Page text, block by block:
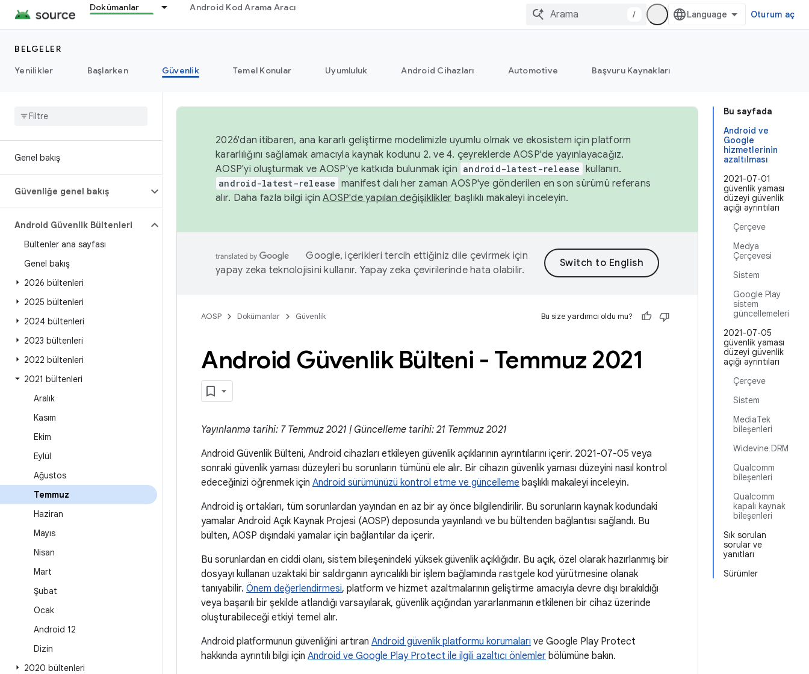
Dokümanlar Android Kod Arama Aracı
/ Oturum aç
BELGELER
Yenilikler
Başlarken Güvenlik Temel Konular Uyumluluk Android Cihazları Automotive Başvuru Kaynakları
Genel bakış
Güvenliğe genel bakış
Android Güvenlik Bültenleri
Bültenler ana sayfası
Genel bakış
2026 bültenleri
2025 bültenleri
2024 bültenleri
2023 bültenleri
2022 bültenleri
2021 bültenleri
Aralık
Kasım
Ekim
Eylül
Ağustos
Temmuz
Haziran
Mayıs
Nisan
Mart
Şubat
Ocak
Android 12
Dizin
2020 bültenleri
Bu sayfada
Android ve
Google
hizmetlerinin
azaltılması
2021-07-01
güvenlik yaması
düzeyi güvenlik
açığı ayrıntıları
Çerçeve
Medya
Çerçevesi
Sistem
Google Play
sistem
güncellemeleri
2021-07-05
güvenlik yaması
düzeyi güvenlik
açığı ayrıntıları
Çerçeve
Sistem
MediaTek
bileşenleri
Widevine DRM
Qualcomm
bileşenleri
Qualcomm
kapalı kaynak
bileşenleri
Sık sorulan
sorular ve
yanıtları
Sürümler
2026'dan itibaren, ana kararlı geliştirme modelimizle uyumlu olmak ve ekosistem için platform
kararlılığını sağlamak amacıyla kaynak kodunu 2. ve 4. çeyreklerde AOSP'de yayınlayacağız.
AOSP'yi oluşturmak ve AOSP'ye katkıda bulunmak için android-latest-release kullanın.
android-latest-release manifest dalı her zaman AOSP'ye gönderilen en son sürümü referans
alır. Daha fazla bilgi için AOSP'de yapılan değişiklikler başlıklı makaleyi inceleyin.
Google, içerikleri tercih ettiğiniz dile çevirmek için
yapay zeka teknolojisini kullanır. Yapay zeka çevirilerinde hata olabilir.
AOSP Dokümanlar Güvenlik Bu size yardımcı oldu mu?
Android Güvenlik Bülteni - Temmuz 2021
Yayınlanma tarihi: 7 Temmuz 2021 | Güncelleme tarihi: 21 Temmuz 2021
Android Güvenlik Bülteni, Android cihazları etkileyen güvenlik açıklarının ayrıntılarını içerir. 2021-07-05 veya
sonraki güvenlik yaması düzeyleri bu sorunların tümünü ele alır. Bir cihazın güvenlik yaması düzeyini nasıl kontrol
edeceğinizi öğrenmek için Android sürümünüzü kontrol etme ve güncelleme başlıklı makaleyi inceleyin.
Android iş ortakları, tüm sorunlardan yayından en az bir ay önce bilgilendirilir. Bu sorunların kaynak kodundaki
yamalar Android Açık Kaynak Projesi (AOSP) deposunda yayınlandı ve bu bültenden bağlantısı sağlandı. Bu
bülten, AOSP dışındaki yamalar için bağlantılar da içerir.
Bu sorunlardan en ciddi olanı, sistem bileşenindeki yüksek güvenlik açıklığıdır. Bu açık, özel olarak hazırlanmış bir
dosyayı kullanan uzaktaki bir saldırganın ayrıcalıklı bir işlem bağlamında rastgele kod yürütmesine olanak
tanıyabilir. Önem değerlendirmesi, platform ve hizmet azaltmalarının geliştirme amacıyla devre dışı bırakıldığı
veya başarılı bir şekilde atlandığı varsayılarak, güvenlik açığından yararlanmanın etkilenen bir cihaz üzerinde
oluşturabileceği etkiyi temel alır.
Android platformunun güvenliğini artıran Android güvenlik platformu korumaları ve Google Play Protect
hakkında ayrıntılı bilgi için Android ve Google Play Protect ile ilgili azaltıcı önlemler bölümüne bakın.